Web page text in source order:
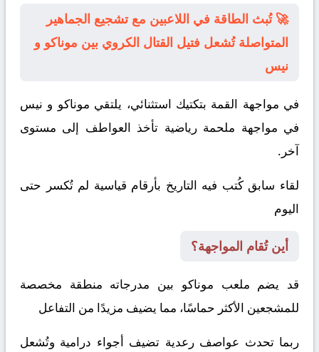
🚀 تُبث الطاقة في اللاعبين مع تشجيع الجماهير
المتواصلة تُشعل فتيل القتال الكروي بين موناكو و
نيس
في مواجهة القمة بتكتيك استثنائي، يلتقي موناكو و نيس
في مواجهة ملحمة رياضية تأخذ العواطف إلى مستوى
آخر.
لقاء سابق كُتب فيه التاريخ بأرقام قياسية لم تُكسر حتى
اليوم
أين تُقام المواجهة؟
قد يضم ملعب موناكو بين مدرجاته منطقة مخصصة
للمشجعين الأكثر حماسًا، مما يضيف مزيدًا من التفاعل
ربما تحدث عواصف رعدية تضيف أجواء درامية وتُشعل